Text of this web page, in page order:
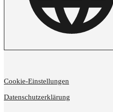
Cookie-Einstellungen
Datenschutzerklärung